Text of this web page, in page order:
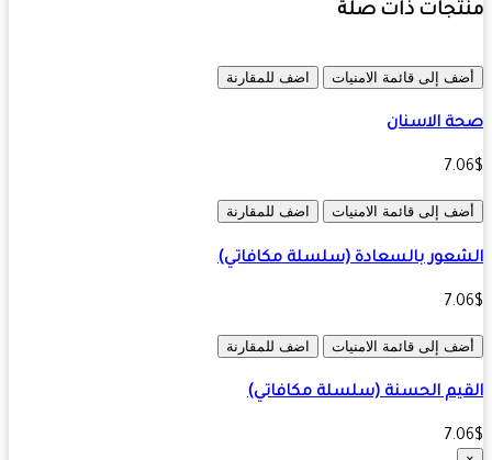
ذات صلة
إلى قائمة الامنيات اضف للمقارنة
الاسنان
إلى قائمة الامنيات اضف للمقارنة
بالسعادة (سلسلة مكافاتي)
إلى قائمة الامنيات اضف للمقارنة
الحسنة (سلسلة مكافاتي)